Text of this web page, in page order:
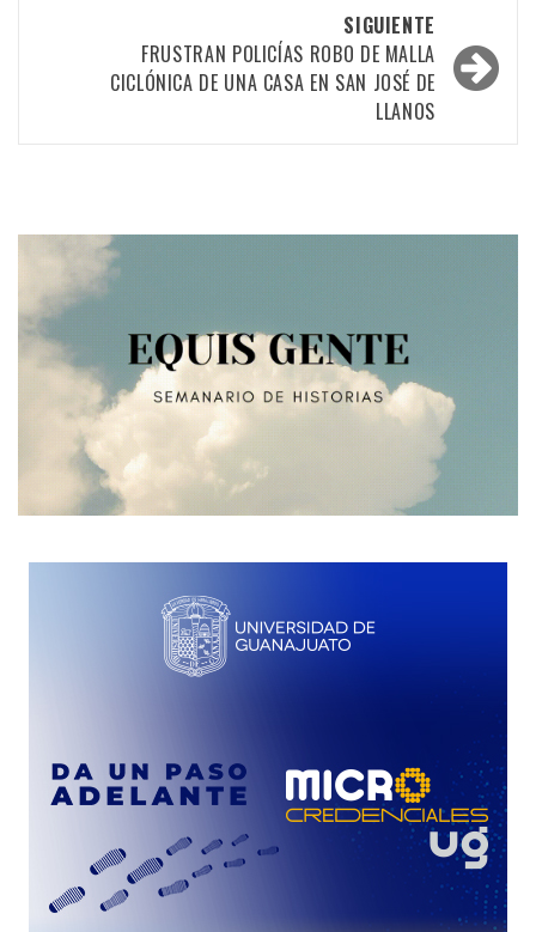
SIGUIENTE
FRUSTRAN POLICÍAS ROBO DE MALLA
CICLÓNICA DE UNA CASA EN SAN JOSÉ DE
LLANOS